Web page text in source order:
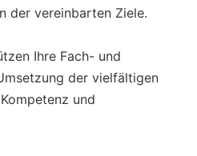
der vereinbarten Ziele.
Ihre Fach- und
der vielfältigen
und